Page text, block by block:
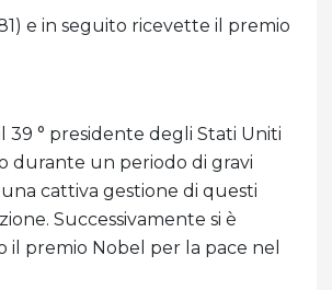
e in seguito ricevette il premio
39 ° presidente degli Stati Uniti
durante un periodo di gravi
cattiva gestione di questi
Successivamente si è
il premio Nobel per la pace nel